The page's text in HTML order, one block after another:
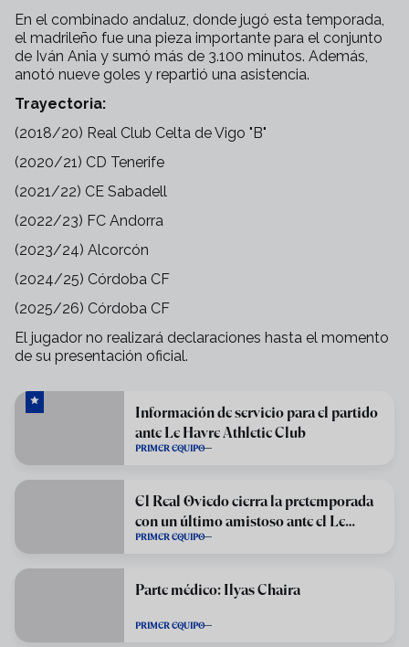
En el combinado andaluz, donde jugó esta temporada,
el madrileño fue una pieza importante para el conjunto
de Iván Ania y sumó más de 3.100 minutos. Además,
anotó nueve goles y repartió una asistencia.
Trayectoria:
(2018/20) Real Club Celta de Vigo "B"
(2020/21) CD Tenerife
(2021/22) CE Sabadell
(2022/23) FC Andorra
(2023/24) Alcorcón
(2024/25) Córdoba CF
(2025/26) Córdoba CF
El jugador no realizará declaraciones hasta el momento
de su presentación oficial.
Información de servicio para el partido
ante Le Havre Athletic Club
PRIMER EQUIPO
El Real Oviedo cierra la pretemporada
con un último amistoso ante el Le
Havre
PRIMER EQUIPO
Parte médico: Ilyas Chaira
PRIMER EQUIPO